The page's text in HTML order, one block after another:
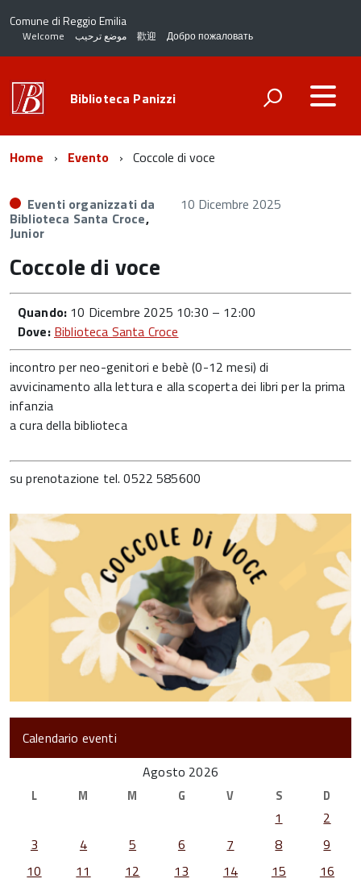
Comune di Reggio Emilia
Welcome موضع ترحيب 歡迎 Добро пожаловать
Biblioteca Panizzi
Home Evento Coccole di voce
Eventi organizzati da
Biblioteca Santa Croce,
Junior
10 Dicembre 2025
Coccole di voce
Quando: 10 Dicembre 2025 10:30 – 12:00
Dove: Biblioteca Santa Croce
incontro per neo-genitori e bebè (0-12 mesi) di
avvicinamento alla lettura e alla scoperta dei libri per la prima
infanzia
a cura della biblioteca
su prenotazione tel. 0522 585600
Calendario eventi
Agosto 2026
L M M G V S D
1
2
3
4 5 6 7 8
9
10
11 12 13 14 15
16